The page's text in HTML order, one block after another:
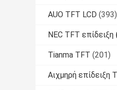
AUO TFT LCD (393)
NEC TFT επίδειξη
Tianma TFT (201)
Αιχμηρή επίδειξη